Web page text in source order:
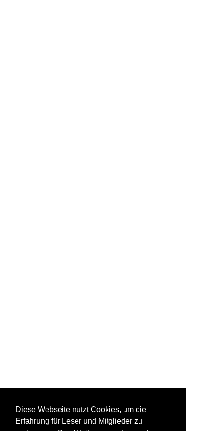
Diese Webseite nutzt Cookies, um die
Erfahrung für Leser und Mitglieder zu